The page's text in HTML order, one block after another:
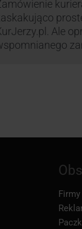
obiekt DPD w
Ale